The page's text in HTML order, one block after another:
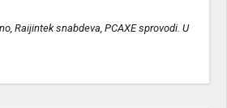
Raijintek snabdeva, PCAXE sprovodi. U